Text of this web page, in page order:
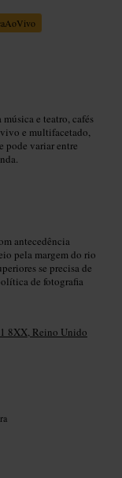
e teatro, cafés
vivo e multifacetado,
pode variar entre
antecedência
pela margem do rio
se precisa de
de fotografia
8XX, Reino Unido